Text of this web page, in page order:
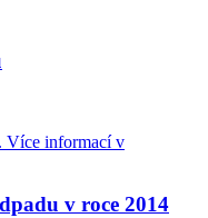
Více informací v
v roce 2014